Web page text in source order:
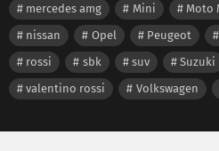
mercedes amg
Mini Moto
nissan
Opel Peugeot
rossi
sbk suv Suzuki
valentino rossi
Volkswagen